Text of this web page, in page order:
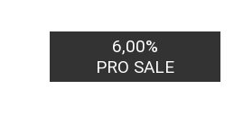
6,00%
PRO SALE